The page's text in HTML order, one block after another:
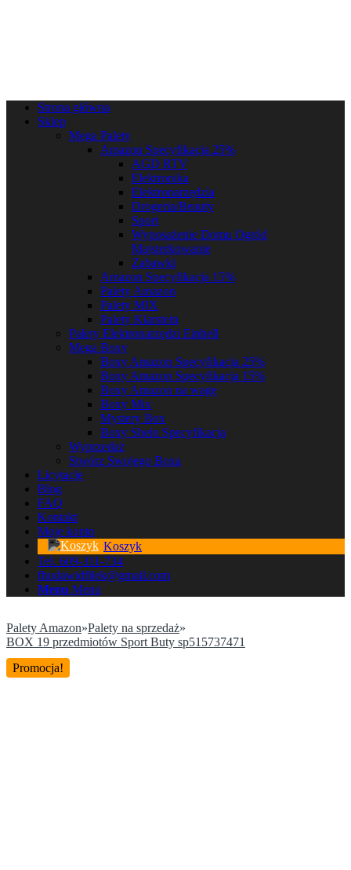
Strona główna
Sklep
Mega Palety
Amazon Specyfikacja 25%
AGD RTV
Elektronika
Elektronarzędzia
Drogeria/Beauty
Sport
Wyposażenie Domu Ogród
Majsterkowanie
Zabawki
Amazon Specyfikacja 15%
Palety Amazon
Palety MIX
Palety Klarstein
Palety Elektronarzędzi Einhell
Mega Boxy
Boxy Amazon Specyfikacja 25%
Boxy Amazon Specyfikacja 15%
Boxy Amazon na wagę
Boxy Mix
Mystery Box
Boxy Shein Specyfikacja
Wyprzedaż
Stwórz Swojego Boxa
Licytacje
Blog
FAQ
Kontakt
Moje konto
Koszyk
Tel. 609-311-734
fhudawidfilek@gmail.com
Menu Menu
Palety Amazon»Palety na sprzedaż»
BOX 19 przedmiotów Sport Buty sp515737471
Promocja!